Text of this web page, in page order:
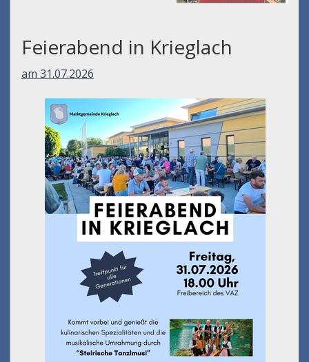
Feierabend in Krieglach
am 31.07.2026